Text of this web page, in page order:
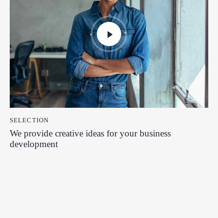
SELECTION
We provide creative ideas for your business
development